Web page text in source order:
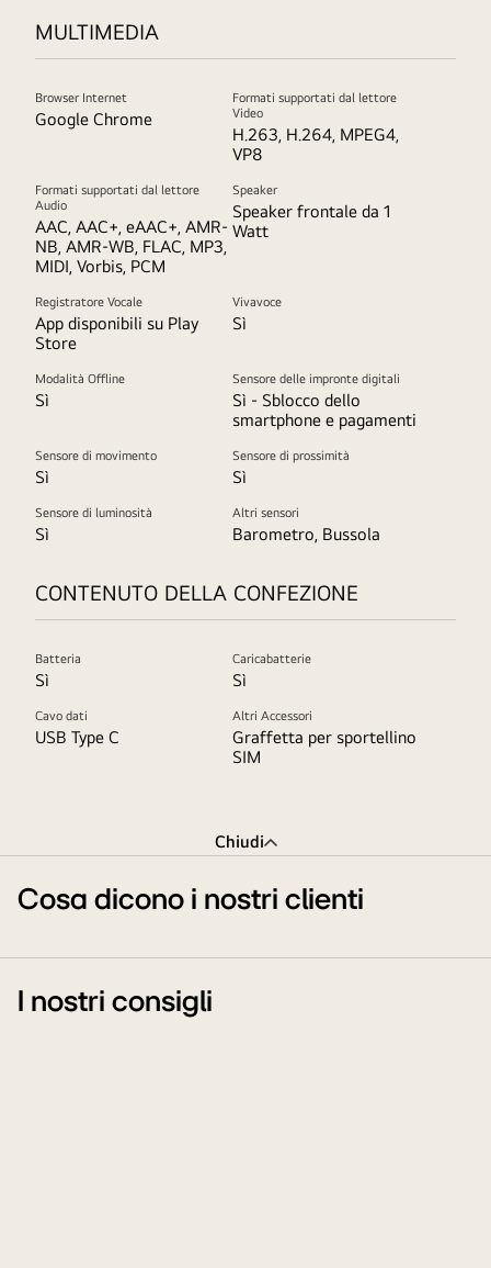
MULTIMEDIA
Browser Internet
Google Chrome
Formati supportati dal lettore
Video
H.263, H.264, MPEG4,
VP8
Formati supportati dal lettore
Audio
AAC, AAC+, eAAC+, AMR-
NB, AMR-WB, FLAC, MP3,
MIDI, Vorbis, PCM
Speaker
Speaker frontale da 1
Watt
Registratore Vocale
App disponibili su Play
Store
Vivavoce
Sì
Modalità Offline
Sì
Sensore delle impronte digitali
Sì - Sblocco dello
smartphone e pagamenti
Sensore di movimento
Sì
Sensore di prossimità
Sì
Sensore di luminosità
Sì
Altri sensori
Barometro, Bussola
CONTENUTO DELLA CONFEZIONE
Batteria
Sì
Caricabatterie
Sì
Cavo dati
USB Type C
Altri Accessori
Graffetta per sportellino
SIM
Chiudi
Cosa dicono i nostri clienti
I nostri consigli